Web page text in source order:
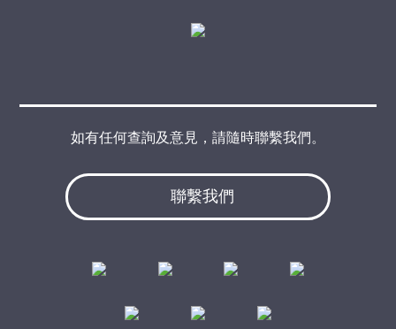
聯繫我們
如有任何查詢及意見，請隨時聯繫我們。